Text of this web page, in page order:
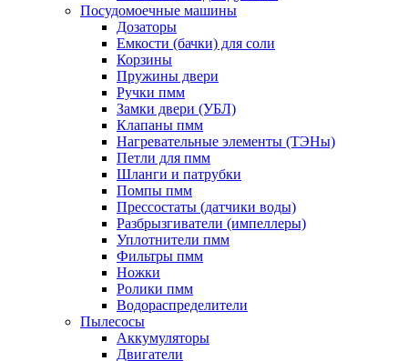
Посудомоечные машины
Дозаторы
Емкости (бачки) для соли
Корзины
Пружины двери
Ручки пмм
Замки двери (УБЛ)
Клапаны пмм
Нагревательные элементы (ТЭНы)
Петли для пмм
Шланги и патрубки
Помпы пмм
Прессостаты (датчики воды)
Разбрызгиватели (импеллеры)
Уплотнители пмм
Фильтры пмм
Ножки
Ролики пмм
Водораспределители
Пылесосы
Аккумуляторы
Двигатели